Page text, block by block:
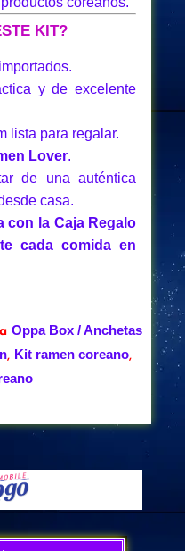
KIT?
y de excelente
lista para regalar.
Lover.
de una auténtica
casa.
con la Caja Regalo
cada comida en
Oppa Box / Anchetas
, Kit ramen coreano,